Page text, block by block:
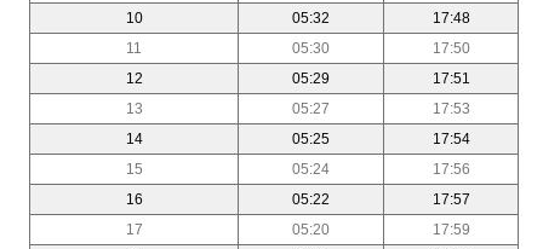
10
05:32
17:48
11
05:30
17:50
12
05:29
17:51
13
05:27
17:53
14
05:25
17:54
15
05:24
17:56
16
05:22
17:57
17
05:20
17:59